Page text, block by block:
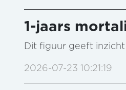
1-jaars
Dit figuur geeft
2026-07-23 10:21:19